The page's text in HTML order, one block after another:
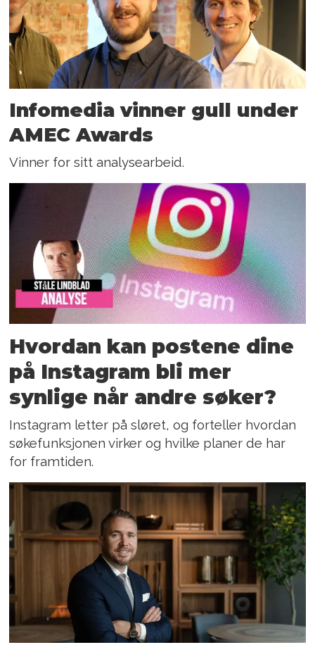
Infomedia vinner gull under
AMEC Awards
Vinner for sitt analysearbeid.
Hvordan kan postene dine
på Instagram bli mer
synlige når andre søker?
Instagram letter på sløret, og forteller hvordan
søkefunksjonen virker og hvilke planer de har
for framtiden.